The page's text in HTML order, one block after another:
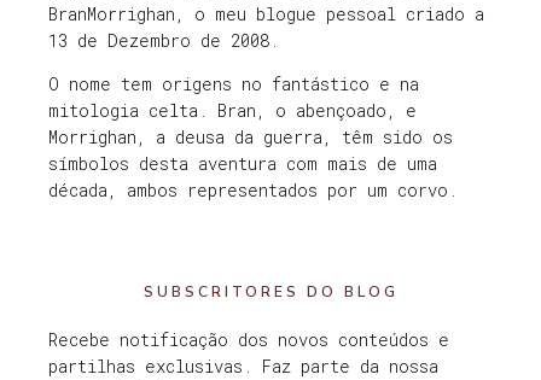
BranMorrighan, o meu blogue pessoal criado a
13 de Dezembro de 2008.
O nome tem origens no fantástico e na
mitologia celta. Bran, o abençoado, e
Morrighan, a deusa da guerra, têm sido os
símbolos desta aventura com mais de uma
década, ambos representados por um corvo.
SUBSCRITORES DO BLOG
Recebe notificação dos novos conteúdos e
partilhas exclusivas. Faz parte da nossa